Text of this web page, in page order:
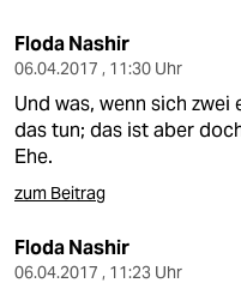
Floda Nashir
06.04.2017 , 11:30 Uhr
Und was, wenn sich
das tun; das ist aber
Ehe.
zum Beitrag
Floda Nashir
06.04.2017 , 11:23 Uhr